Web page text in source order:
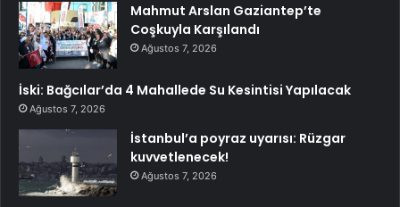
Mahmut Arslan Gaziantep’te
Coşkuyla Karşılandı
Ağustos 7, 2026
İski: Bağcılar’da 4 Mahallede Su Kesintisi Yapılacak
Ağustos 7, 2026
İstanbul’a poyraz uyarısı: Rüzgar
kuvvetlenecek!
Ağustos 7, 2026